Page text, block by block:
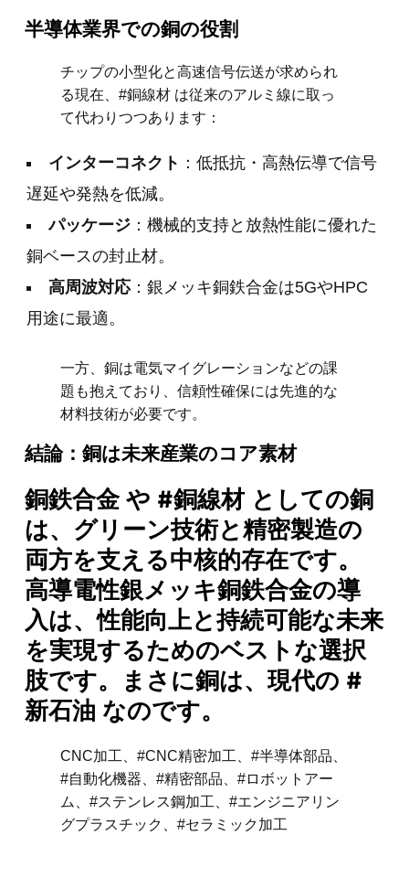
半導体業界での銅の役割
チップの小型化と高速信号伝送が求められ
る現在、#銅線材 は従来のアルミ線に取っ
て代わりつつあります：
インターコネクト ：低抵抗・高熱伝導で信号
遅延や発熱を低減。
パッケージ ：機械的支持と放熱性能に優れた
銅ベースの封止材。
高周波対応：銀メッキ銅鉄合金は5GやHPC
用途に最適。
一方、銅は電気マイグレーションなどの課
題も抱えており、信頼性確保には先進的な
材料技術が必要です。
結論：銅は未来産業のコア素材
銅鉄合金 や #銅線材 としての銅
は、グリーン技術と精密製造の
両方を支える中核的存在です。
高導電性銀メッキ銅鉄合金の導
入は、性能向上と持続可能な未来
を実現するためのベストな選択
肢です。まさに銅は、現代の #
新石油 なのです。
CNC加工、#CNC精密加工、#半導体部品、
#自動化機器、#精密部品、#ロボットアー
ム、#ステンレス鋼加工、#エンジニアリン
グプラスチック、#セラミック加工